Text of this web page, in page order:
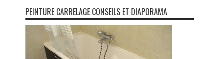
PEINTURE CARRELAGE CONSEILS ET DIAPORAMA